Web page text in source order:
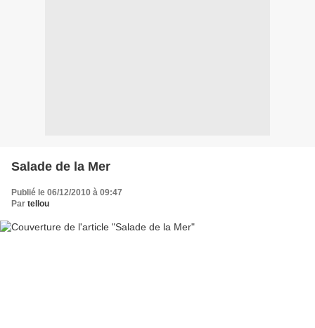
Salade de la Mer
Publié le 06/12/2010 à 09:47
Par tellou